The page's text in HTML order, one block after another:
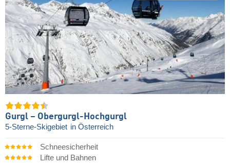
Gurgl – Obergurgl-Hochgurgl
5-Sterne-Skigebiet in Österreich
Schneesicherheit
Lifte und Bahnen